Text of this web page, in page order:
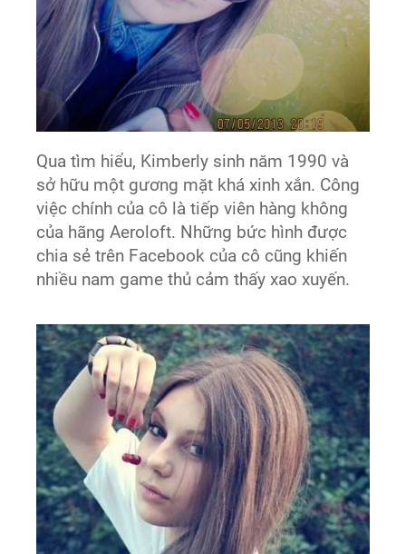
Qua tìm hiểu, Kimberly sinh năm 1990 và
sở hữu một gương mặt khá xinh xắn. Công
việc chính của cô là tiếp viên hàng không
của hãng Aeroloft. Những bức hình được
chia sẻ trên Facebook của cô cũng khiến
nhiều nam game thủ cảm thấy xao xuyến.